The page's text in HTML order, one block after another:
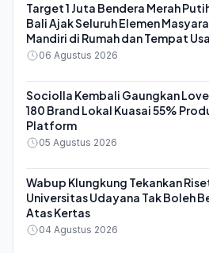
Target 1 Juta Bendera Merah
Bali Ajak Seluruh Elemen
Mandiri di Rumah dan Tempat
06 Agustus 2026
Sociolla Kembali Gaungkan
180 Brand Lokal Kuasai 55%
Platform
05 Agustus 2026
Wabup Klungkung Tekankan
Universitas Udayana Tak Boleh
Atas Kertas
04 Agustus 2026